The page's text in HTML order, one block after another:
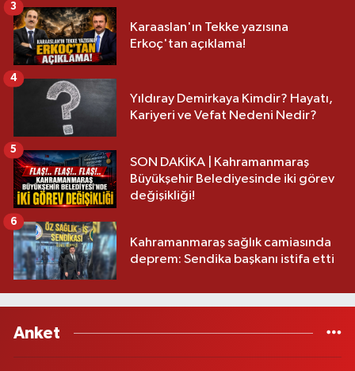
Karaaslan'ın Tekke yazısına
Erkoç'tan açıklama!
3
Yıldıray Demirkaya Kimdir? Hayatı,
Kariyeri ve Vefat Nedeni Nedir?
4
SON DAKİKA | Kahramanmaraş
Büyükşehir Belediyesinde iki görev
değişikliği!
5
Kahramanmaraş sağlık camiasında
deprem: Sendika başkanı istifa etti
6
Anket